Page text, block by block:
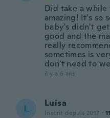
Did take a
amazing! It's so
baby's didn't
good and the
really
sometimes is
don't need to
il y a 6 ans
L Luisa
Inscrit depuis 2017 · 11